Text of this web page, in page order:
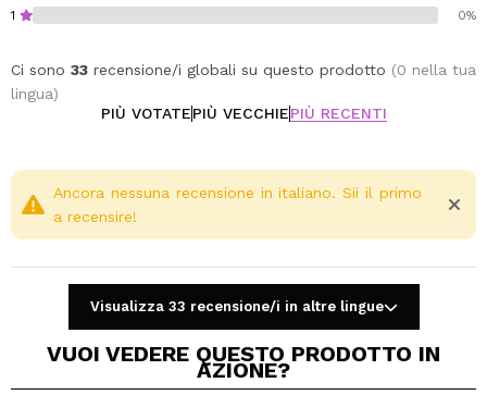
1 0%
Ci sono 33 recensione/i globali su questo prodotto (0 nella tua
lingua)
PIÙ VOTATEPIÙ VECCHIEPIÙ RECENTI
Ancora nessuna recensione in italiano. Sii il primo
a recensire!
Visualizza 33 recensione/i in altre lingue
VUOI VEDERE QUESTO PRODOTTO IN
AZIONE?